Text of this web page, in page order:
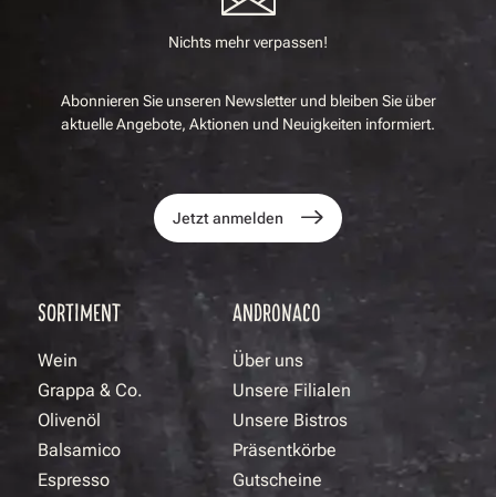
Nichts mehr verpassen!
Abonnieren Sie unseren Newsletter und bleiben Sie über
aktuelle Angebote, Aktionen und Neuigkeiten informiert.
Jetzt anmelden
SORTIMENT
Wein
Grappa & Co.
Olivenöl
Balsamico
Espresso
ANDRONACO
Über uns
Unsere Filialen
Unsere Bistros
Präsentkörbe
Gutscheine